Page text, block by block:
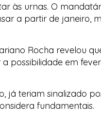
às urnas. O
a partir de janeiro,
Rocha revelou
possibilidade em
já teriam sinalizado
fundamentais.